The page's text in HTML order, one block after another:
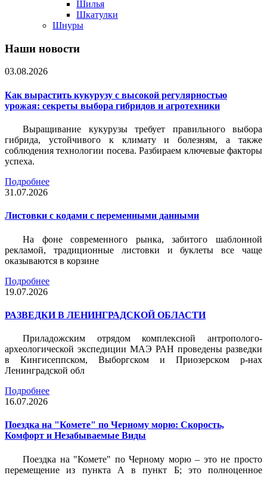
Шилья
Шкатулки
Шнуры
Наши новости
03.08.2026
Как вырастить кукурузу с высокой регулярностью
урожая: секреты выбора гибридов и агротехники
Выращивание кукурузы требует правильного выбора
гибрида, устойчивого к климату и болезням, а также
соблюдения технологии посева. Разбираем ключевые факторы
успеха.
Подробнее
31.07.2026
Листовки c кодами с переменными данными
На фоне современного рынка, забитого шаблонной
рекламой, традиционные листовки и буклеты все чаще
оказываются в корзине
Подробнее
19.07.2026
РАЗВЕДКИ В ЛЕНИНГРАДСКОЙ ОБЛАСТИ
Приладожским отрядом комплексной антрополого-
археологической экспедиции МАЭ РАН проведены разведки
в Кингисеппском, Выборгском и Приозерском р-нах
Ленинградской обл
Подробнее
16.07.2026
Поездка на "Комете" по Черному морю: Скорость,
Комфорт и Незабываемые Виды
Поездка на "Комете" по Черному морю – это не просто
перемещение из пункта А в пункт Б; это полноценное